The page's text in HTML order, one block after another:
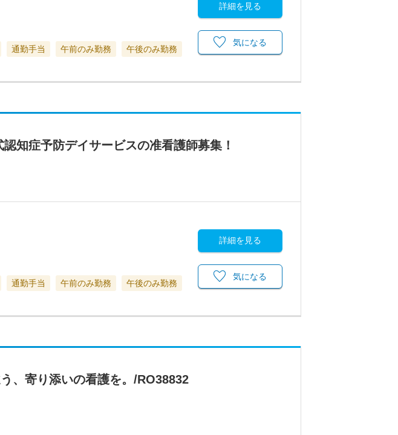
通勤手当 午前のみ勤務 午後のみ勤務
詳細を見る
気になる
知症予防デイサービスの准看護師募集！
通勤手当 午前のみ勤務 午後のみ勤務
詳細を見る
気になる
、寄り添いの看護を。/RO38832